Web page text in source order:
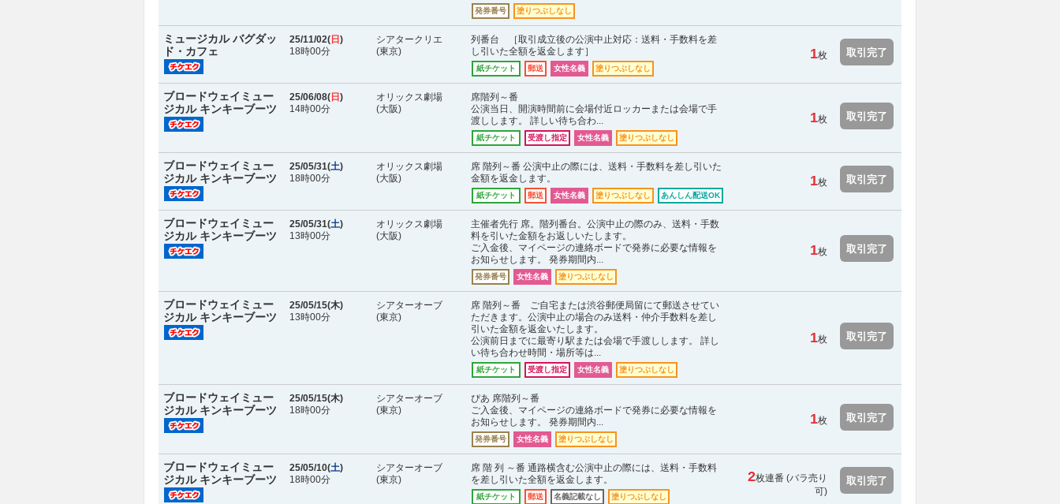
発券番号 塗りつぶしなし
ミュージカル バグダッ
ド・カフェ
25/11/02( 日 )
18時00分
シアタークリエ
(東京)
列番台 ［取引成立後の公演中止対応：送料・手数料を差
し引いた全額を返金します］
紙チケット 郵送 女性名義 塗りつぶしなし
1枚 取引完了
ブロードウェイミュー
ジカル キンキーブーツ
25/06/08( 日 )
14時00分
オリックス劇場
(大阪)
席階列～番
公演当日、開演時間前に会場付近ロッカーまたは会場で手
渡しします。 詳しい待ち合わ...
紙チケット 受渡し指定 女性名義 塗りつぶしなし
1枚 取引完了
ブロードウェイミュー
ジカル キンキーブーツ
25/05/31(土)
18時00分
オリックス劇場
(大阪)
席 階列～番 公演中止の際には、送料・手数料を差し引いた
金額を返金します。
紙チケット 郵送 女性名義 塗りつぶしなし あんしん配送OK
1枚 取引完了
ブロードウェイミュー
ジカル キンキーブーツ
25/05/31(土)
13時00分
オリックス劇場
(大阪)
主催者先行 席。階列番台。公演中止の際のみ、送料・手数
料を引いた金額をお返しいたします。
ご入金後、マイページの連絡ボードで発券に必要な情報を
お知らせします。 発券期間内...
発券番号 女性名義 塗りつぶしなし
1枚 取引完了
ブロードウェイミュー
ジカル キンキーブーツ
25/05/15(木)
13時00分
シアターオーブ
(東京)
席 階列～番 ご自宅または渋谷郵便局留にて郵送させてい
ただきます。公演中止の場合のみ送料・仲介手数料を差し
引いた金額を返金いたします。
公演前日までに最寄り駅または会場で手渡しします。 詳し
い待ち合わせ時間・場所等は...
紙チケット 受渡し指定 女性名義 塗りつぶしなし
1枚 取引完了
ブロードウェイミュー
ジカル キンキーブーツ
25/05/15(木)
18時00分
シアターオーブ
(東京)
ぴあ 席階列～番
ご入金後、マイページの連絡ボードで発券に必要な情報を
お知らせします。 発券期間内...
発券番号 女性名義 塗りつぶしなし
1枚 取引完了
ブロードウェイミュー
ジカル キンキーブーツ
25/05/10(土)
18時00分
シアターオーブ
(東京)
席 階 列 ～番 通路横含む公演中止の際には、送料・手数料
を差し引いた全額を返金します。
紙チケット 郵送 名義記載なし 塗りつぶしなし
2枚連番 (バラ売り
可)
取引完了